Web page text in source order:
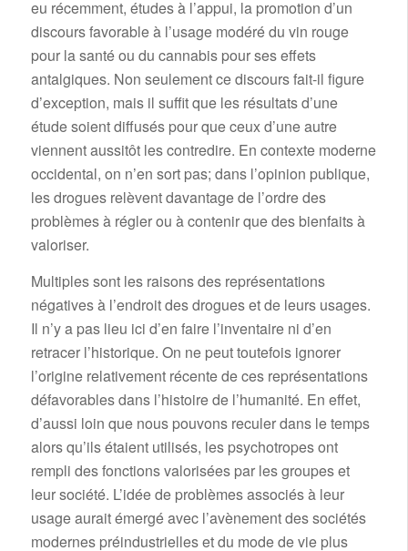
eu récemment, études à l’appui, la promotion d’un
discours favorable à l’usage modéré du vin rouge
pour la santé ou du cannabis pour ses effets
antalgiques. Non seulement ce discours fait-il figure
d’exception, mais il suffit que les résultats d’une
étude soient diffusés pour que ceux d’une autre
viennent aussitôt les contredire. En contexte moderne
occidental, on n’en sort pas; dans l’opinion publique,
les drogues relèvent davantage de l’ordre des
problèmes à régler ou à contenir que des bienfaits à
valoriser.
Multiples sont les raisons des représentations
négatives à l’endroit des drogues et de leurs usages.
Il n’y a pas lieu ici d’en faire l’inventaire ni d’en
retracer l’historique. On ne peut toutefois ignorer
l’origine relativement récente de ces représentations
défavorables dans l’histoire de l’humanité. En effet,
d’aussi loin que nous pouvons reculer dans le temps
alors qu’ils étaient utilisés, les psychotropes ont
rempli des fonctions valorisées par les groupes et
leur société. L’idée de problèmes associés à leur
usage aurait émergé avec l’avènement des sociétés
modernes préindustrielles et du mode de vie plus